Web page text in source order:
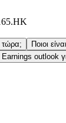
τώρα;
Ποιοι
Earnings outlook